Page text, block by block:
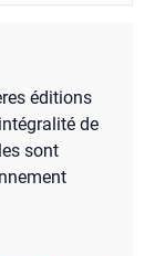
éditions
de
sont